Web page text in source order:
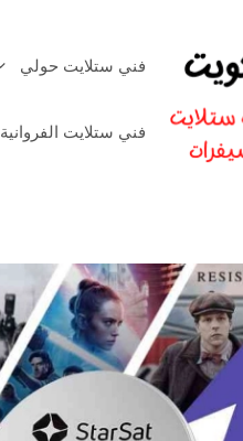
فني ستلايت حولي
فني ستلايت الفروانية